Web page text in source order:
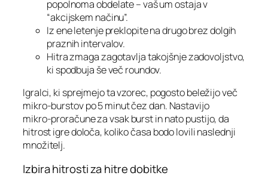
popolnoma obdelate – vaš um ostaja v
“akcijskem načinu”.
Iz ene letenje preklopite na drugo brez dolgih
praznih intervalov.
Hitra zmaga zagotavlja takojšnje zadovoljstvo,
ki spodbuja še več roundov.
Igralci, ki sprejmejo ta vzorec, pogosto beležijo več
mikro‑burstov po 5 minut čez dan. Nastavijo
mikro‑proračune za vsak burst in nato pustijo, da
hitrost igre določa, koliko časa bodo lovili naslednji
množitelj.
Izbira hitrosti za hitre dobitke